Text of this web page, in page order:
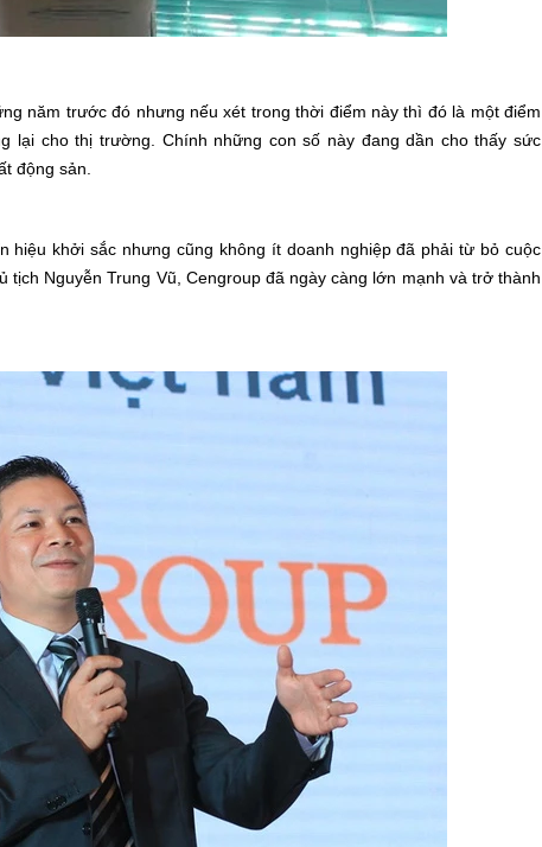
năm trước đó nhưng nếu xét trong thời điểm này thì đó là một điểm
lại cho thị trường. Chính những con số này đang dần cho thấy sức
động sản.
khởi sắc nhưng cũng không ít doanh nghiệp đã phải từ bỏ cuộc
Nguyễn Trung Vũ, Cengroup đã ngày càng lớn mạnh và trở thành